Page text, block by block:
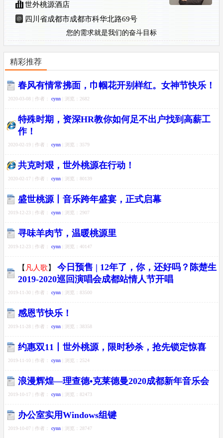
世外桃源酒店
四川省成都市成都市科华北路69号
您的需求就是我们的奋斗目标
精彩推荐
春风有情常拂面，巾帼花开别样红。女神节快乐！
2020-03-08 | 作者： cynn | 浏览：2682
特殊时期，资深HR教你如何足不出户找到高薪工
作！
2020-02-19 | 作者： cynn | 浏览：3579
共克时艰，世外桃源在行动！
2020-02-17 | 作者： cynn | 浏览：80139
盛世桃源丨音乐跨年盛宴，正式启幕
2019-12-23 | 作者： cynn | 浏览：2907
寻味羊肉节，温暖桃源里
2019-12-23 | 作者： cynn | 浏览：40147
【 凡人歌 】
今日预售 | 12年了，你，还好吗？陈楚生
2019-2020巡回演唱会成都站情人节开唱
2019-11-30 | 作者： cynn | 浏览：83500
感恩节快乐！
2019-11-28 | 作者： cynn | 浏览：38358
约惠双11丨世外桃源，限时秒杀，抢先锁定惊喜
2019-11-10 | 作者： cynn | 浏览：2524
浪漫辉煌—理查德•克莱德曼2020成都新年音乐会
2019-10-17 | 作者： cynn | 浏览：82473
办公室实用Windows组键
2019-10-07 | 作者： cynn | 浏览：28747